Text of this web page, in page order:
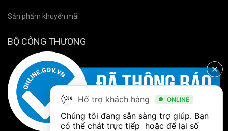
Sản phẩm khuyến mãi
BỘ CÔNG THƯƠNG
Hổ trợ khách hàng ONLINE
Chúng tôi đang sẵn sàng trợ giúp. Bạn
có thể chát trực tiếp  hoặc để lại số